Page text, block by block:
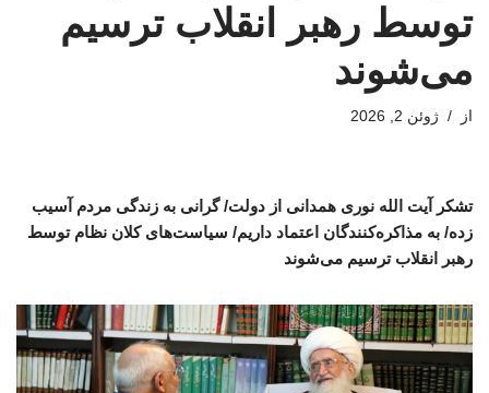
توسط رهبر انقلاب ترسیم
می‌شوند
از ژوئن 2, 2026
تشکر آیت الله نوری همدانی از دولت/ گرانی به زندگی مردم آسیب
زده/ به مذاکره‌کنندگان اعتماد داریم/ سیاست‌های کلان نظام توسط
رهبر انقلاب ترسیم می‌شوند